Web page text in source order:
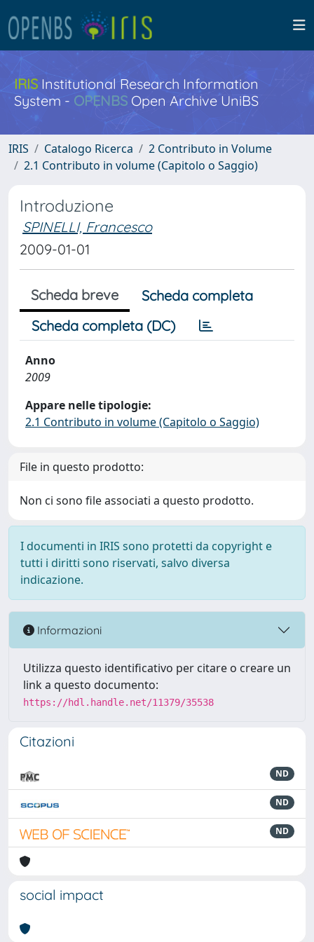
IRISInstitutional Research Information
System - OPENBS Open Archive UniBS
IRIS Catalogo Ricerca
2 Contributo in Volume
2.1 Contributo in volume (Capitolo o Saggio)
Introduzione
SPINELLI, Francesco
2009-01-01
Scheda breve
Scheda completa
Scheda completa (DC)
Anno
2009
Appare nelle tipologie:
2.1 Contributo in volume (Capitolo o Saggio)
File in questo prodotto:
Non ci sono file associati a questo prodotto.
I documenti in IRIS sono protetti da copyright e
tutti i diritti sono riservati, salvo diversa
indicazione.
Informazioni
Utilizza questo identificativo per citare o creare un
link a questo documento:
https://hdl.handle.net/11379/35538
Citazioni
ND
ND
ND
social impact